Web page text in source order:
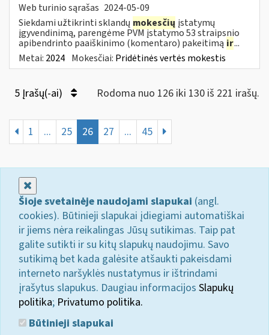
Web turinio sąrašas 2024-05-09
Siekdami užtikrinti sklandų mokesčių įstatymų
įgyvendinimą, parengėme PVM įstatymo 53 straipsnio
apibendrinto paaiškinimo (komentaro) pakeitimą ir...
Metai: 2024 Mokesčiai: Pridėtinės vertės mokestis
5 Įrašų(-ai) Rodoma nuo 126 iki 130 iš 221 irašų.
1 ... 25 26 27 ... 45
Šioje svetainėje naudojami slapukai (angl.
cookies). Būtinieji slapukai įdiegiami automatiškai
ir jiems nėra reikalingas Jūsų sutikimas. Taip pat
galite sutikti ir su kitų slapukų naudojimu. Savo
sutikimą bet kada galėsite atšaukti pakeisdami
interneto naršyklės nustatymus ir ištrindami
įrašytus slapukus. Daugiau informacijos Slapukų
politika; Privatumo politika.
Būtinieji slapukai